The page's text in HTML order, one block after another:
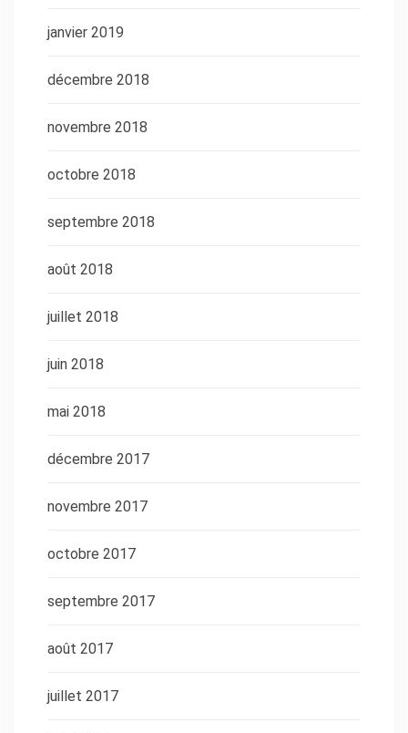
janvier 2019
décembre 2018
novembre 2018
octobre 2018
septembre 2018
août 2018
juillet 2018
juin 2018
mai 2018
décembre 2017
novembre 2017
octobre 2017
septembre 2017
août 2017
juillet 2017